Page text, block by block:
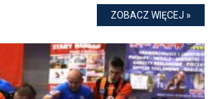
ZOBACZ WIĘCEJ »